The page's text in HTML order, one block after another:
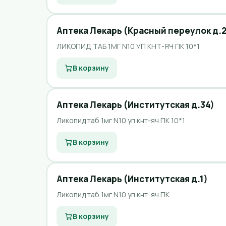
Аптека Лекарь (Красный переулок
ЛИКОПИД ТАБ 1МГ N10 УП КНТ-ЯЧ ПК 10*1
В корзину
Аптека Лекарь (Институтская д.34)
Ликопид таб 1мг N10 уп кнт-яч ПК 10*1
В корзину
Аптека Лекарь (Институтская д.1)
Ликопид таб 1мг N10 уп кнт-яч ПК
В корзину